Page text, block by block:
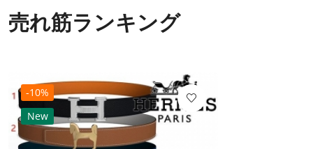
売れ筋ランキング
-10%
New